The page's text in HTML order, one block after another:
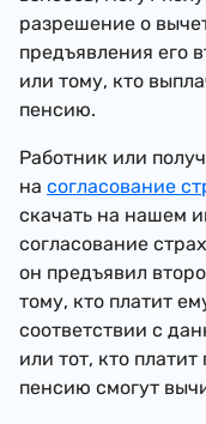
разрешение о
предъявления его
или тому, кто
пенсию.
Работник или
на согласование
скачать на нашем
согласование
он предъявил
тому, кто платит
соответствии с
или тот, кто
пенсию смогут